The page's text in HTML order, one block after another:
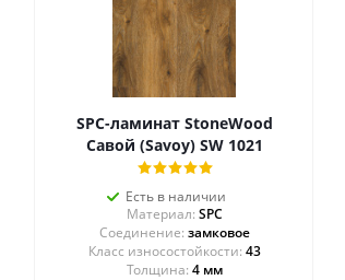
SPC-ламинат StoneWood
Савой (Savoy) SW 1021
Есть в наличии
Материал: SPC
Соединение: замковое
43
Толщина: 4 мм